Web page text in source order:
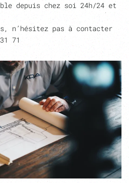
depuis chez soi 24h/24 et
n’hésitez pas à contacter
71